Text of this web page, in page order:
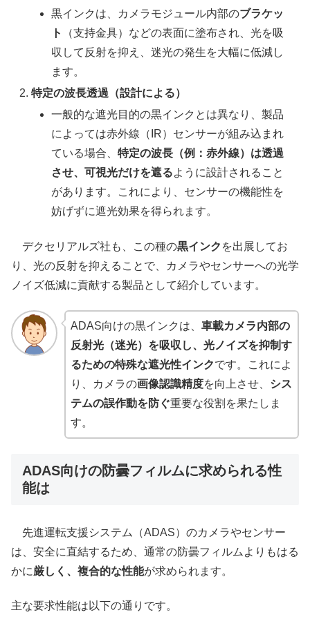
黒インクは、カメラモジュール内部のブラケッ
ト
（支持金具）などの表面に塗布され、光を吸
収して反射を抑え、迷光の発生を大幅に低減し
ます。
特定の波長透過（設計による）
一般的な遮光目的の黒インクとは異なり、製品
によっては赤外線（IR）センサーが組み込まれ
ている場合、特定の波長（例：赤外線）は透過
させ、可視光だけを遮るように設計されること
があります。これにより、センサーの機能性を
妨げずに遮光効果を得られます。
デクセリアルズ社も、この種の黒インク を出展してお
り、光の反射を抑えることで、カメラやセンサーへの光学
ノイズ低減に貢献する製品として紹介しています。
ADAS向けの黒インクは、 車載カメラ内部の
反射光（迷光）を吸収し、光ノイズを抑制す
るための特殊な遮光性インクです。これによ
り、カメラの画像認識精度を向上させ、 シス
テムの誤作動を防ぐ重要な役割を果たしま
す。
ADAS向けの防曇フィルムに求められる性
能は
先進運転支援システム（ADAS）のカメラやセンサー
は、安全に直結するため、通常の防曇フィルムよりもはる
かに厳しく、複合的な性能が求められます。
主な要求性能は以下の通りです。